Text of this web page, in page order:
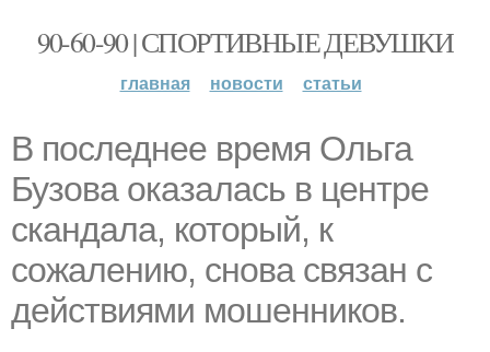
90-60-90 | СПОРТИВНЫЕ ДЕВУШКИ
главная новости статьи
В последнее время Ольга
Бузова оказалась в центре
скандала, который, к
сожалению, снова связан с
действиями мошенников.